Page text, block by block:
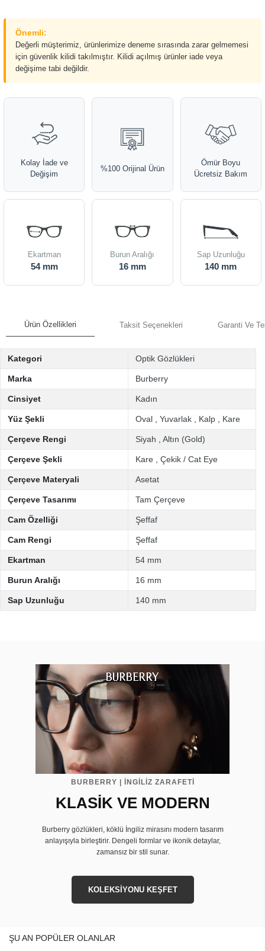
Önemli:
Değerli müşterimiz, ürünlerimize deneme sırasında zarar gelmemesi
için güvenlik kilidi takılmıştır. Kilidi açılmış ürünler iade veya
değişime tabi değildir.
Kolay İade ve
Değişim
%100 Orijinal Ürün
Ömür Boyu
Ücretsiz Bakım
Ekartman
54 mm
Burun Aralığı
16 mm
Sap Uzunluğu
140 mm
Ürün Özellikleri Taksit Seçenekleri Garanti Ve
Kategori Optik Gözlükleri
Marka Burberry
Cinsiyet Kadın
Yüz Şekli Oval Yuvarlak Kalp Kare
Çerçeve Rengi Siyah Altın (Gold)
Çerçeve Şekli Kare Çekik / Cat Eye
Çerçeve Materyali Asetat
Çerçeve Tasarımı Tam Çerçeve
Cam Özelliği Şeffaf
Cam Rengi Şeffaf
Ekartman 54 mm
Burun Aralığı 16 mm
Sap Uzunluğu 140 mm
BURBERRY | İNGİLİZ ZARAFETİ
KLASİK VE MODERN
Burberry gözlükleri, köklü İngiliz mirasını modern tasarım
anlayışıyla birleştirir. Dengeli formlar ve ikonik detaylar,
zamansız bir stil sunar.
KOLEKSİYONU KEŞFET
ŞU AN POPÜLER OLANLAR